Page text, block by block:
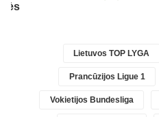
Lietuvos TOP LYGA
Prancūzijos Ligue 1
Vokietijos Bundesliga